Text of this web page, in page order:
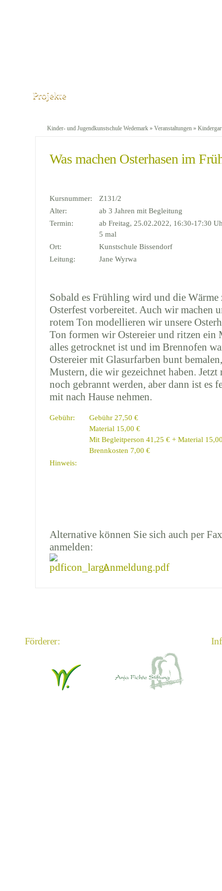
Projekte
Kinder- und Jugendkunstschule Wedemark » Veranstaltungen »
Was machen Osterhasen im
Kursnummer:
Z131/2
Alter:
ab 3 Jahren mit Begleitung
Termin:
ab Freitag, 25.02.2022, 16:30-17:30
5 mal
Ort:
Kunstschule Bissendorf
Leitung:
Jane Wyrwa
Sobald es Frühling wird und die
Osterfest vorbereitet. Auch wir machen
rotem Ton modellieren wir unsere
Ton formen wir Ostereier und ritzen ein
alles getrocknet ist und im Brennofen
Ostereier mit Glasurfarben bunt
Mustern, die wir gezeichnet haben. Jetzt
noch gebrannt werden, aber dann ist es
mit nach Hause nehmen.
Gebühr:
Gebühr 27,50 €
Material 15,00 €
Mit Begleitperson 41,25 € + Material
Brennkosten 7,00 €
Hinweis:
Alternative können Sie sich auch per
anmelden:
Anmeldung.pdf
Förderer: